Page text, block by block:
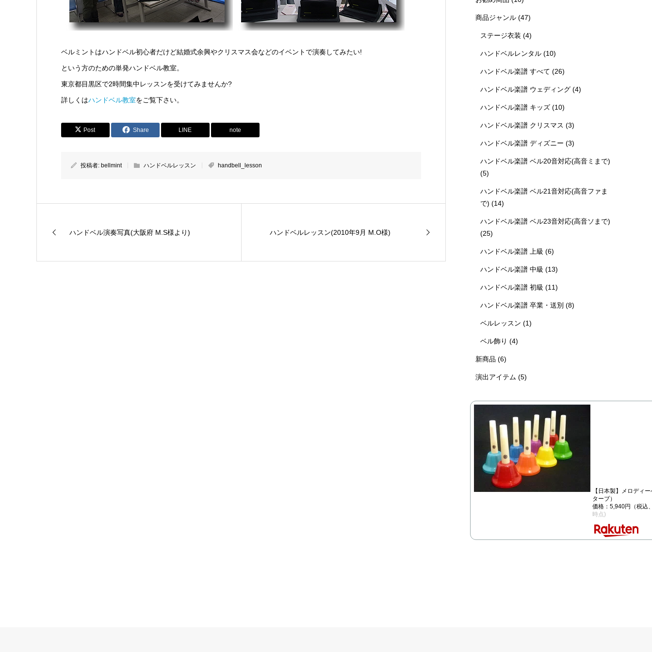
ベルミントはハンドベル初心者だけど結婚式余興やクリスマス会などのイベントで演奏してみたい!
という方のための単発ハンドベル教室。
東京都目黒区で2時間集中レッスンを受けてみませんか?
詳しくはハンドベル教室をご覧下さい。
Post Share LINE note
投稿者: bellmint ハンドベルレッスン handbell_lesson
ハンドベル演奏写真(大阪府 M.S様より) ハンドベルレッスン(2010年9月 M.O様)
商品ジャンル(47)
ステージ衣装 (4)
ハンドベルレンタル (10)
ハンドベル楽譜 すべて (26)
ハンドベル楽譜 ウェディング (4)
ハンドベル楽譜 キッズ (10)
ハンドベル楽譜 クリスマス (3)
ハンドベル楽譜 ディズニー (3)
ハンドベル楽譜 ベル20音対応(高音ミまで)
(5)
ハンドベル楽譜 ベル21音対応(高音ファま
で) (14)
ハンドベル楽譜 ベル23音対応(高音ソまで)
(25)
ハンドベル楽譜 上級 (6)
ハンドベル楽譜 中級 (13)
ハンドベル楽譜 初級 (11)
ハンドベル楽譜 卒業・送別 (8)
ベルレッスン (1)
ベル飾り (4)
新商品 (6)
演出アイテム (5)
【日本製】メロディ
ターブ）
価格：5,940円（税込
時点)